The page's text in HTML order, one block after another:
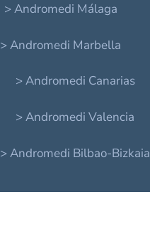
> Andromedi Málaga
> Andromedi Marbella
> Andromedi Canarias
> Andromedi Valencia
> Andromedi Bilbao-Bizkaia